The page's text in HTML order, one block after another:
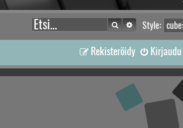
Style:
Etsi Tarkennettu haku
Rekisteröidy